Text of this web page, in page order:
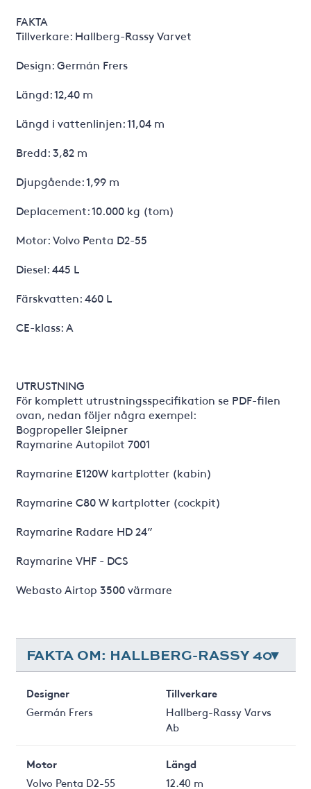
FAKTA
Tillverkare: Hallberg-Rassy Varvet
Design: Germán Frers
Längd: 12,40 m
Längd i vattenlinjen: 11,04 m
Bredd: 3,82 m
Djupgående: 1,99 m
Deplacement: 10.000 kg (tom)
Motor: Volvo Penta D2-55
Diesel: 445 L
Färskvatten: 460 L
CE-klass: A
UTRUSTNING
För komplett utrustningsspecifikation se PDF-filen
ovan, nedan följer några exempel:
Bogpropeller Sleipner
Raymarine Autopilot 7001
Raymarine E120W kartplotter (kabin)
Raymarine C80 W kartplotter (cockpit)
Raymarine Radare HD 24”
Raymarine VHF - DCS
Webasto Airtop 3500 värmare
FAKTA OM: HALLBERG-RASSY 40
Designer
Germán Frers
Tillverkare
Hallberg-Rassy Varvs
Ab
Motor
Volvo Penta D2-55
Längd
12.40 m